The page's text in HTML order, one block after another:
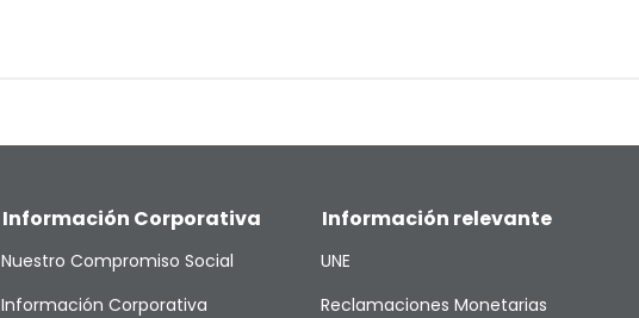
Información Corporativa
Nuestro Compromiso Social
Información Corporativa
Información relevante
UNE
Reclamaciones Monetarias